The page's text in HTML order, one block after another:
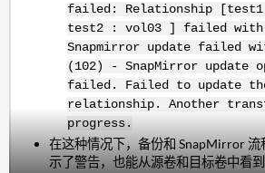
failed: Relationship [test1
test2 : vol03 ] failed
Snapmirror update failed
(102) - SnapMirror update
failed. Failed to update
relationship. Another
progress.
在这种情况下，备份和 SnapMirror 流
示了警告，也能从源卷和目标卷中看到